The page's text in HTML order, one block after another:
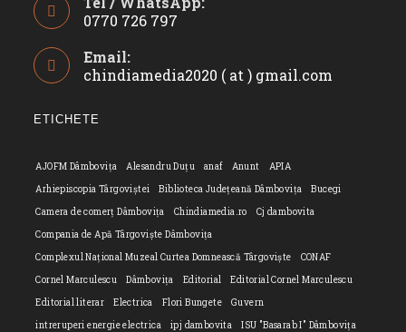
0770 726 797
in
your
Email:
chindiamedia2020 ( at ) gmail.com
ETICHETE
AJOFM Dâmbovița Alesandru Duțu anaf Anunt
APIA
Arhiepiscopia Târgoviștei
Biblioteca Județeană Dâmbovița
Bucegi
Camera de comerț Dâmbovița
Chindiamedia.ro
Cj dambovita
Compania de Apă Târgoviște Dâmbovița
Complexul Național Muzeal Curtea Domnească Târgoviște
CONAF
Cornel Marculescu
Dâmbovița Editorial
Editorial Cornel Marculescu
Editorial literar
Electrica Flori Bungete
Guvern
intreruperi energie electrica
ipj dambovita
ISU "Basarab I" Dâmbovița